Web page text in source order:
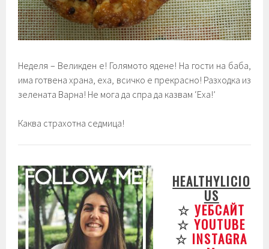
Неделя – Великден е! Голямото ядене! На гости на баба,
има готвена храна, еха, всичко е прекрасно! Разходка из
зелената Варна! Не мога да спра да казвам ‘Еха!’
Каква страхотна седмица!
HEALTHYLICIO
US
☆УЕБСАЙТ
☆YOUTUBE
☆ INSTAGRA